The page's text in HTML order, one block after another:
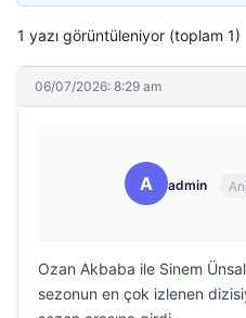
1 yazı görüntüleniyor (toplam 1)
06/07/2026: 8:29 am
A admin
Ozan Akbaba ile Sinem
sezonun en çok izlenen